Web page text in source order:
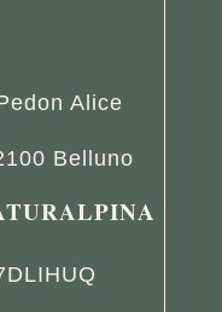
Alice
Belluno